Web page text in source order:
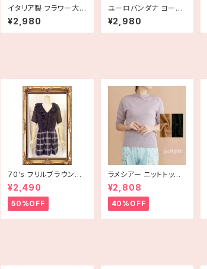
イタリア製 フラワー大
判スカーフ 正方形 花柄
古着
¥2,980
ユーロバンダナ ヨーロ
ッパ 綿100% コットン
オレンジイエロー 古着
¥2,980
70's フリルブラウン×
白チェック半袖ワンピー
ス【アメリカ古着】
¥2,490
50%OFF
ラメシアー ニットトップ
ス 〔merlot plus〕
¥2,808
40%OFF